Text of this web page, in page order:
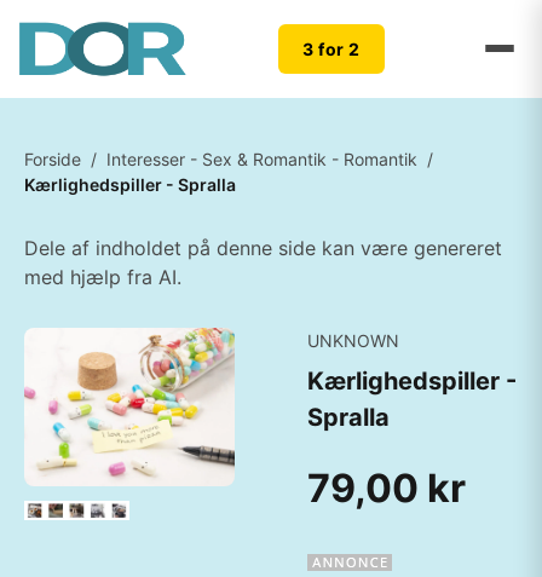
3 for 2
Forside / Interesser - Sex & Romantik - Romantik /
Kærlighedspiller - Spralla
Dele af indholdet på denne side kan være genereret
med hjælp fra AI.
UNKNOWN
Kærlighedspiller -
Spralla
79,00 kr